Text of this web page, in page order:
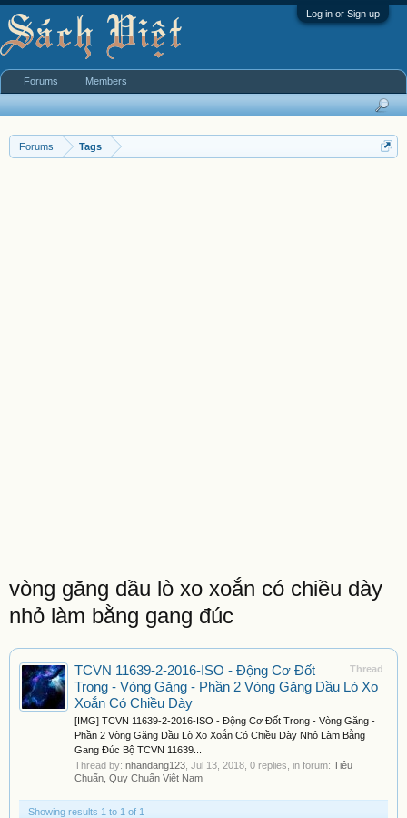
Log in or Sign up
Forums Tags
vòng găng dầu lò xo xoắn có chiều dày
nhỏ làm bằng gang đúc
Thread
TCVN 11639-2-2016-ISO - Động Cơ Đốt
Trong - Vòng Găng - Phần 2 Vòng Găng Dầu Lò Xo
Xoắn Có Chiều Dày
[IMG] TCVN 11639-2-2016-ISO - Động Cơ Đốt Trong - Vòng Găng -
Phần 2 Vòng Găng Dầu Lò Xo Xoắn Có Chiều Dày Nhỏ Làm Bằng
Gang Đúc Bộ TCVN 11639...
Thread by: nhandang123 Jul 13, 2018 , 0 replies, in forum: Tiêu
Chuẩn, Quy Chuẩn Việt Nam
Showing results 1 to 1 of 1
Forums Members